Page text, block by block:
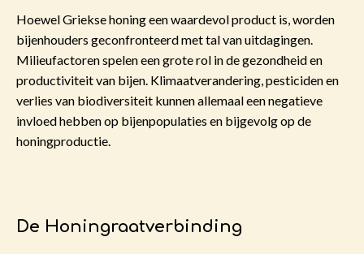
Hoewel Griekse honing een waardevol product is, worden
bijenhouders geconfronteerd met tal van uitdagingen.
Milieufactoren spelen een grote rol in de gezondheid en
productiviteit van bijen. Klimaatverandering, pesticiden en
verlies van biodiversiteit kunnen allemaal een negatieve
invloed hebben op bijenpopulaties en bijgevolg op de
honingproductie.
De Honingraatverbinding